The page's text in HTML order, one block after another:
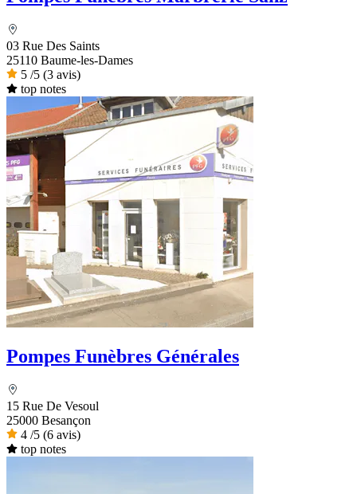
03 Rue Des Saints
25110 Baume-les-Dames
5 /5 (3 avis)
top notes
Pompes Funèbres Générales
15 Rue De Vesoul
25000 Besançon
4 /5 (6 avis)
top notes